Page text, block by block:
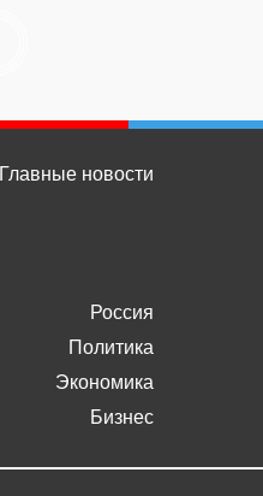
Главные новости
Россия
Политика
Экономика
Бизнес